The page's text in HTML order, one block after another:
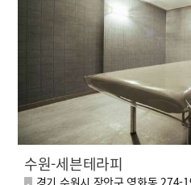
수원-세븐테라피